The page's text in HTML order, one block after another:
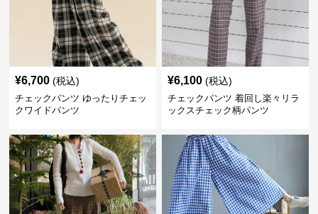
¥6,700 (税込)
チェックパンツ ゆったりチェッ
クワイドパンツ
¥6,100 (税込)
チェックパンツ 着回し楽々リラ
ックスチェック柄パンツ